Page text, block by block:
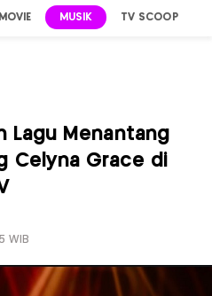
MOVIE MUSIK TV SCOOP
Lagu Menantang
Celyna Grace di
WIB